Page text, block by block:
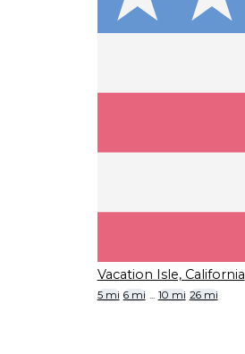
Vacation Isle, California
5 mi 6 mi ... 10 mi 26 mi